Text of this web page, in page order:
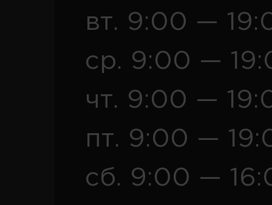
вт. 9:00 —
ср. 9:00 —
чт. 9:00 —
пт. 9:00 —
сб. 9:00 —